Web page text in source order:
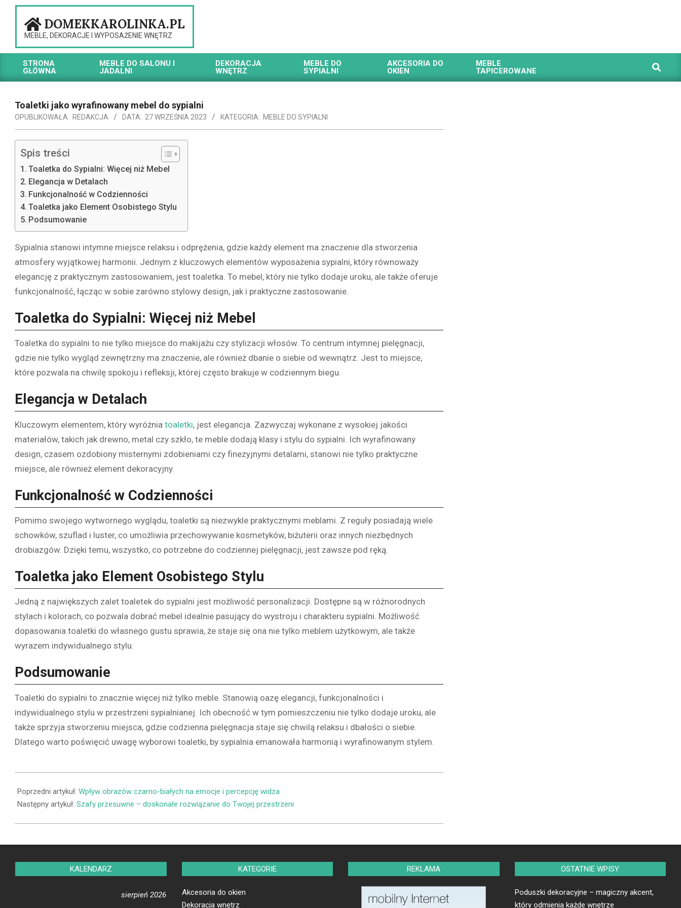
content
DOMEKKAROLINKA.PL
MEBLE, DEKORACJE I WYPOSAŻENIE WNĘTRZ
Primary
STRONA
GŁÓWNA
MEBLE DO SALONU I
JADALNI
DEKORACJA
WNĘTRZ
MEBLE DO
SYPIALNI
AKCESORIA DO
OKIEN
MEBLE
TAPICEROWANE
Search
Toaletki jako wyrafinowany mebel do sypialni
OPUBLIKOWAŁA: REDAKCJA DATA: 27 WRZEŚNIA 2023 KATEGORIA: MEBLE DO SYPIALNI
Spis treści
Toaletka do Sypialni: Więcej niż Mebel
Elegancja w Detalach
Funkcjonalność w Codzienności
Toaletka jako Element Osobistego Stylu
Podsumowanie
Sypialnia stanowi intymne miejsce relaksu i odprężenia, gdzie każdy element ma znaczenie dla stworzenia
atmosfery wyjątkowej harmonii. Jednym z kluczowych elementów wyposażenia sypialni, który równoważy
elegancję z praktycznym zastosowaniem, jest toaletka. To mebel, który nie tylko dodaje uroku, ale także oferuje
funkcjonalność, łącząc w sobie zarówno stylowy design, jak i praktyczne zastosowanie.
Toaletka do Sypialni: Więcej niż Mebel
Toaletka do sypialni to nie tylko miejsce do makijażu czy stylizacji włosów. To centrum intymnej pielęgnacji,
gdzie nie tylko wygląd zewnętrzny ma znaczenie, ale również dbanie o siebie od wewnątrz. Jest to miejsce,
które pozwala na chwilę spokoju i refleksji, której często brakuje w codziennym biegu.
Elegancja w Detalach
Kluczowym elementem, który wyróżnia toaletki, jest elegancja. Zazwyczaj wykonane z wysokiej jakości
materiałów, takich jak drewno, metal czy szkło, te meble dodają klasy i stylu do sypialni. Ich wyrafinowany
design, czasem ozdobiony misternymi zdobieniami czy finezyjnymi detalami, stanowi nie tylko praktyczne
miejsce, ale również element dekoracyjny.
Funkcjonalność w Codzienności
Pomimo swojego wytwornego wyglądu, toaletki są niezwykle praktycznymi meblami. Z reguły posiadają wiele
schowków, szuflad i luster, co umożliwia przechowywanie kosmetyków, biżuterii oraz innych niezbędnych
drobiazgów. Dzięki temu, wszystko, co potrzebne do codziennej pielęgnacji, jest zawsze pod ręką.
Toaletka jako Element Osobistego Stylu
Jedną z największych zalet toaletek do sypialni jest możliwość personalizacji. Dostępne są w różnorodnych
stylach i kolorach, co pozwala dobrać mebel idealnie pasujący do wystroju i charakteru sypialni. Możliwość
dopasowania toaletki do własnego gustu sprawia, że staje się ona nie tylko meblem użytkowym, ale także
wyrazem indywidualnego stylu.
Podsumowanie
Toaletki do sypialni to znacznie więcej niż tylko meble. Stanowią oazę elegancji, funkcjonalności i
indywidualnego stylu w przestrzeni sypialnianej. Ich obecność w tym pomieszczeniu nie tylko dodaje uroku, ale
także sprzyja stworzeniu miejsca, gdzie codzienna pielęgnacja staje się chwilą relaksu i dbałości o siebie.
Dlatego warto poświęcić uwagę wyborowi toaletki, by sypialnia emanowała harmonią i wyrafinowanym stylem.
09-
27
Poprzedni artykuł: Wpływ obrazów czarno-białych na emocje i percepcję widza
Następny artykuł: Szafy przesuwne – doskonałe rozwiązanie do Twojej przestrzeni
KALENDARZ
sierpień 2026
KATEGORIE
Akcesoria do okien
Dekoracja wnętrz
REKLAMA OSTATNIE WPISY
Poduszki dekoracyjne – magiczny akcent,
który odmienia każde wnętrze